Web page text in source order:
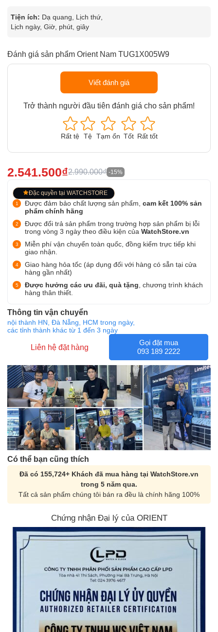
Tiện ích: Dạ quang, Lịch thứ,
Lịch ngày, Giờ, phút, giây
Đánh giá sản phẩm Orient Nam TUG1X005W9
Viết đánh giá
Trở thành người đầu tiên đánh giá cho sản phẩm!
Rất tệ Tệ Tạm ổn Tốt Rất tốt
2.541.500₫2.990.000₫ -15%
Đặc quyền tại WATCHSTORE
Được đảm bảo chất lượng sản phẩm, cam kết 100% sản
phẩm chính hãng
Được đổi trả sản phẩm trong trường hợp sản phẩm bị lỗi
trong vòng 3 ngày theo điều kiện của WatchStore.vn
Miễn phí vận chuyển toàn quốc, đồng kiểm trực tiếp khi
giao nhận.
Giao hàng hỏa tốc (áp dụng đối với hàng có sẵn tại cửa
hàng gần nhất)
Được hưởng các ưu đãi, quà tặng , chương trình khách
hàng thân thiết.
Thông tin vận chuyển
nội thành HN, Đà Nẵng, HCM trong ngày,
các tỉnh thành khác từ 1 đến 3 ngày
Liên hệ đặt hàng
Gọi đặt mua
093 189 2222
Có thể bạn cũng thích
Đã có 155,724+ Khách đã mua hàng tại WatchStore.vn
trong 5 năm qua.
Tất cả sản phẩm chúng tôi bán ra đều là chính hãng 100%
Chứng nhận Đại lý của ORIENT